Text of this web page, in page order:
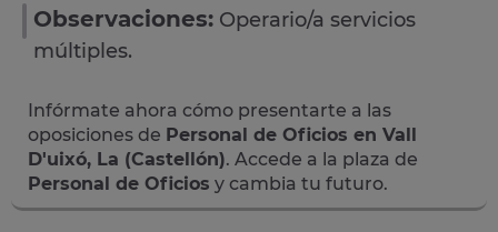
Observaciones: Operario/a servicios
múltiples.
Infórmate ahora cómo presentarte a las
oposiciones de Personal de Oficios en Vall
D'uixó, La (Castellón). Accede a la plaza de
Personal de Oficios y cambia tu futuro.